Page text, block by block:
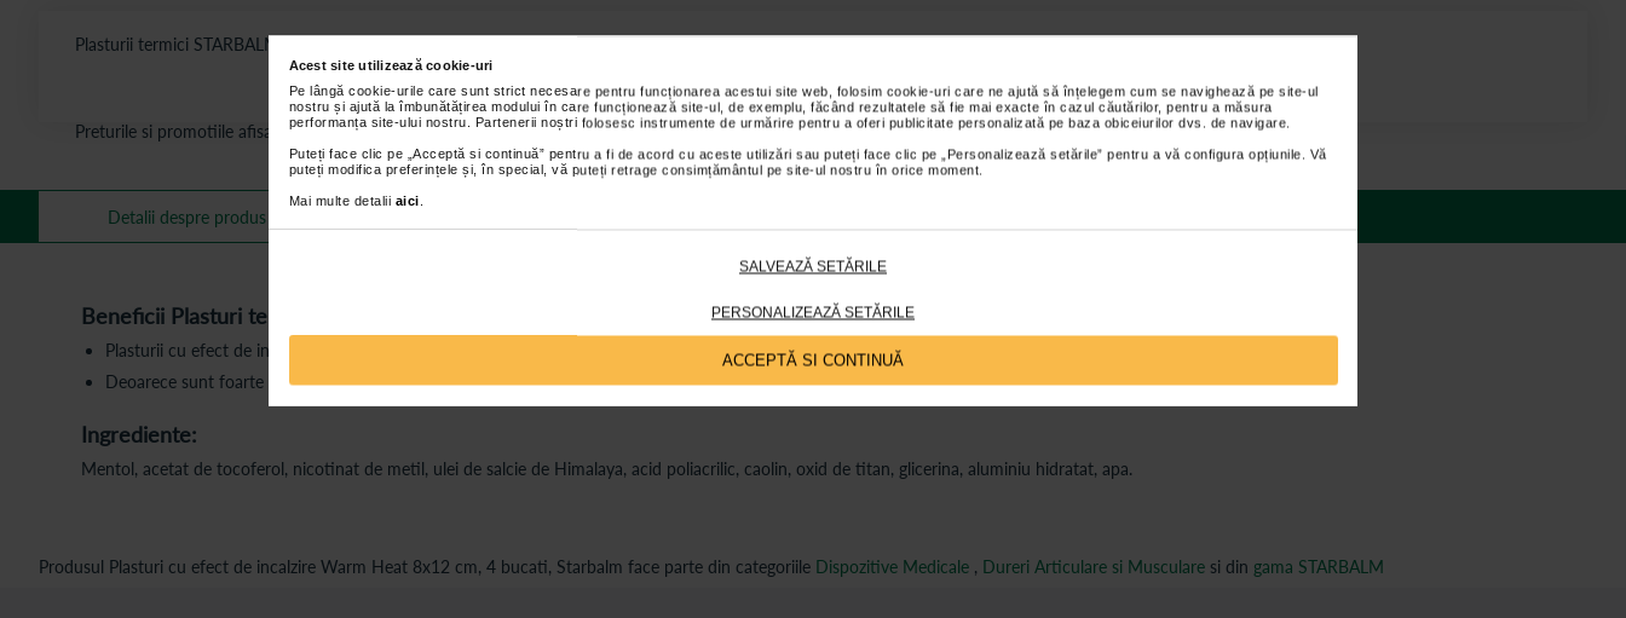
Acest site utilizează cookie-uri
Pe lângă cookie-urile care sunt strict necesare pentru funcționarea acestui site web, folosim cookie-uri care ne ajută să înțelegem cum se navighează pe site-ul
nostru și ajută la îmbunătățirea modului în care funcționează site-ul, de exemplu, făcând rezultatele să fie mai exacte în cazul căutărilor, pentru a măsura
performanța site-ului nostru. Partenerii noștri folosesc instrumente de urmărire pentru a oferi publicitate personalizată pe baza obiceiurilor dvs. de navigare.
Puteți face clic pe „Acceptă si continuă” pentru a fi de acord cu aceste utilizări sau puteți face clic pe „Personalizează setările” pentru a vă configura opțiunile. Vă
puteți modifica preferințele și, în special, vă puteți retrage consimțământul pe site-ul nostru în orice moment.
Mai multe detalii aici
SALVEAZĂ SETĂRILE
PERSONALIZEAZĂ SETĂRILE
ACCEPTĂ SI CONTINUĂ
Plasturii termici STARBALM® Aqua Gel sunt flexibili, prietenosi cu pielea si usor de aplicat pe umeri, spate, genunchi si alte parti in miscare ale corpului.
Preturile si promotiile afisate pe site in dreptul fiecarui produs sunt valabile pentru comenzile efectuate online.
Detalii despre produs
Beneficii Plasturi termici, Starbalm:
Plasturii cu efect de incalzire sunt utilizati dupa activitati sportive.
Deoarece sunt foarte flexibili, acestia pot fi utilizati cand mergi la serviciu, cand dormi sau cand te antrenezi.
Ingrediente:
Mentol, acetat de tocoferol, nicotinat de metil, ulei de salcie de Himalaya, acid poliacrilic, caolin, oxid de titan, glicerina, aluminiu hidratat, apa.
Produsul Plasturi cu efect de incalzire Warm Heat 8x12 cm, 4 bucati, Starbalm face parte din categoriile Dispozitive Medicale , Dureri Articulare si Musculare si din gama STARBALM